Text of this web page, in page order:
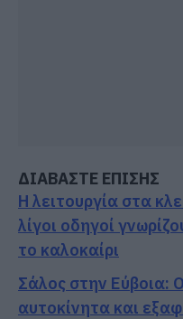
ΔΙΑΒΑΣΤΕ ΕΠΙΣΗΣ
Η λειτουργία στα
λίγοι οδηγοί
το καλοκαίρι
Σάλος στην Εύβοια:
αυτοκίνητα και